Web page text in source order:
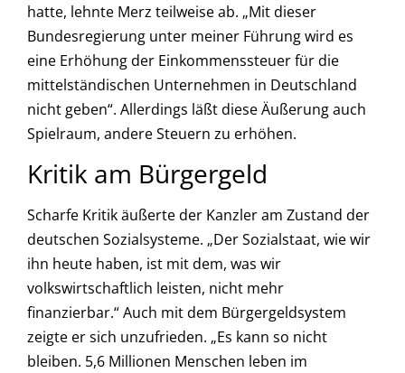
hatte, lehnte Merz teilweise ab. „Mit dieser
Bundesregierung unter meiner Führung wird es
eine Erhöhung der Einkommenssteuer für die
mittelständischen Unternehmen in Deutschland
nicht geben“. Allerdings läßt diese Äußerung auch
Spielraum, andere Steuern zu erhöhen.
Kritik am Bürgergeld
Scharfe Kritik äußerte der Kanzler am Zustand der
deutschen Sozialsysteme. „Der Sozialstaat, wie wir
ihn heute haben, ist mit dem, was wir
volkswirtschaftlich leisten, nicht mehr
finanzierbar.“ Auch mit dem Bürgergeldsystem
zeigte er sich unzufrieden. „Es kann so nicht
bleiben. 5,6 Millionen Menschen leben im